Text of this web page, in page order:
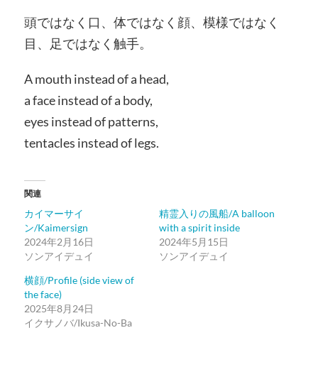
頭ではなく口、体ではなく顔、模様ではなく
目、足ではなく触手。
A mouth instead of a head,
a face instead of a body,
eyes instead of patterns,
tentacles instead of legs.
関連
カイマーサイ
ン/Kaimersign
2024年2月16日
ソンアイデュイ
精霊入りの風船/A balloon
with a spirit inside
2024年5月15日
ソンアイデュイ
横顔/Profile (side view of
the face)
2025年8月24日
イクサノバ/Ikusa-No-Ba